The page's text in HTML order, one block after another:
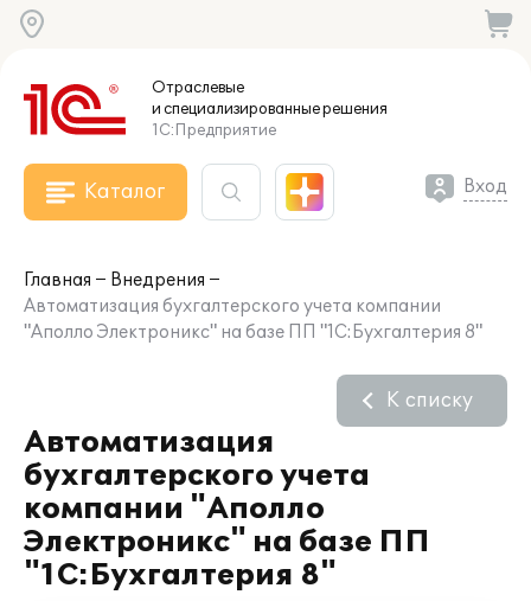
Отраслевые
и специализированныерешения
1С:Предприятие
Каталог Вход
Главная
Внедрения
Автоматизация бухгалтерского учета компании
"Аполло Электроникс" на базе ПП "1С:Бухгалтерия 8"
Автоматизация
бухгалтерского учета
компании "Аполло
Электроникс" на базе ПП
"1С:Бухгалтерия 8"
К списку